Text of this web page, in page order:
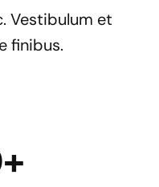
Vestibulum et
finibus.